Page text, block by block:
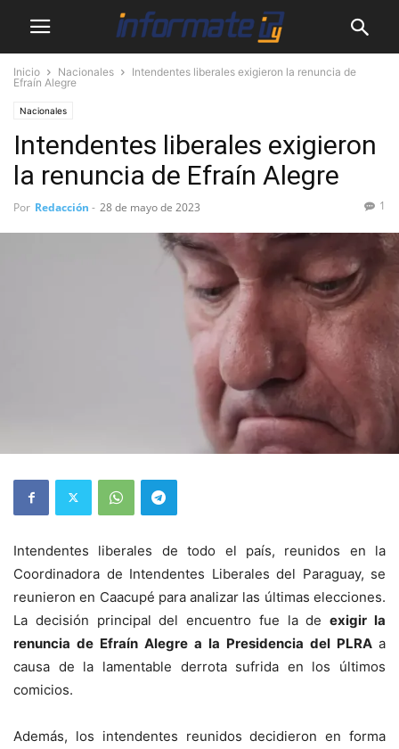
Inicio Nacionales
Intendentes liberales exigieron la renuncia de
Efraín Alegre
Nacionales
Intendentes liberales exigieron
la renuncia de Efraín Alegre
Por Redacción - 28 de mayo de 2023 1
Intendentes liberales de todo el país, reunidos en la
Coordinadora de Intendentes Liberales del Paraguay, se
reunieron en Caacupé para analizar las últimas elecciones.
La decisión principal del encuentro fue la deexigir la
renuncia de Efraín Alegre a la Presidencia del PLRA a
causa de la lamentable derrota sufrida en los últimos
comicios.
Además, los intendentes reunidos decidieron en forma